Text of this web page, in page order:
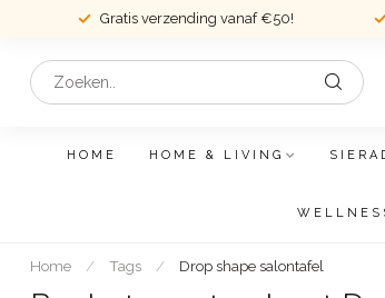
Gratis verzending vanaf €50!
HOME HOME & LIVING
Home / Tags / Drop shape salontafel